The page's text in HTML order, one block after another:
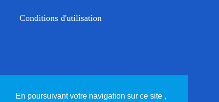
En poursuivant votre navigation sur ce site ,
Conditions d'utilisation